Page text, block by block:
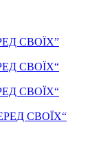
СВОЇХ”
СВОЇХ“
СВОЇХ“
СВОЇХ“